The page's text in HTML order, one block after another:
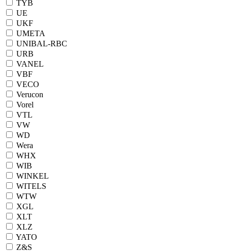
TYB
UE
UKF
UMETA
UNIBAL-RBC
URB
VANEL
VBF
VECO
Verucon
Vorel
VTL
VW
WD
Wera
WHX
WIB
WINKEL
WITELS
WTW
XGL
XLT
XLZ
YATO
Z&S